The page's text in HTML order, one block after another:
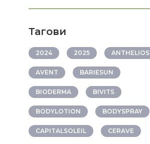
Тагови
2024 2025 ANTHELIOS
AVENT BARIESUN
BIODERMA BIVITS
BODYLOTION BODYSPRAY
CAPITALSOLEIL CERAVE